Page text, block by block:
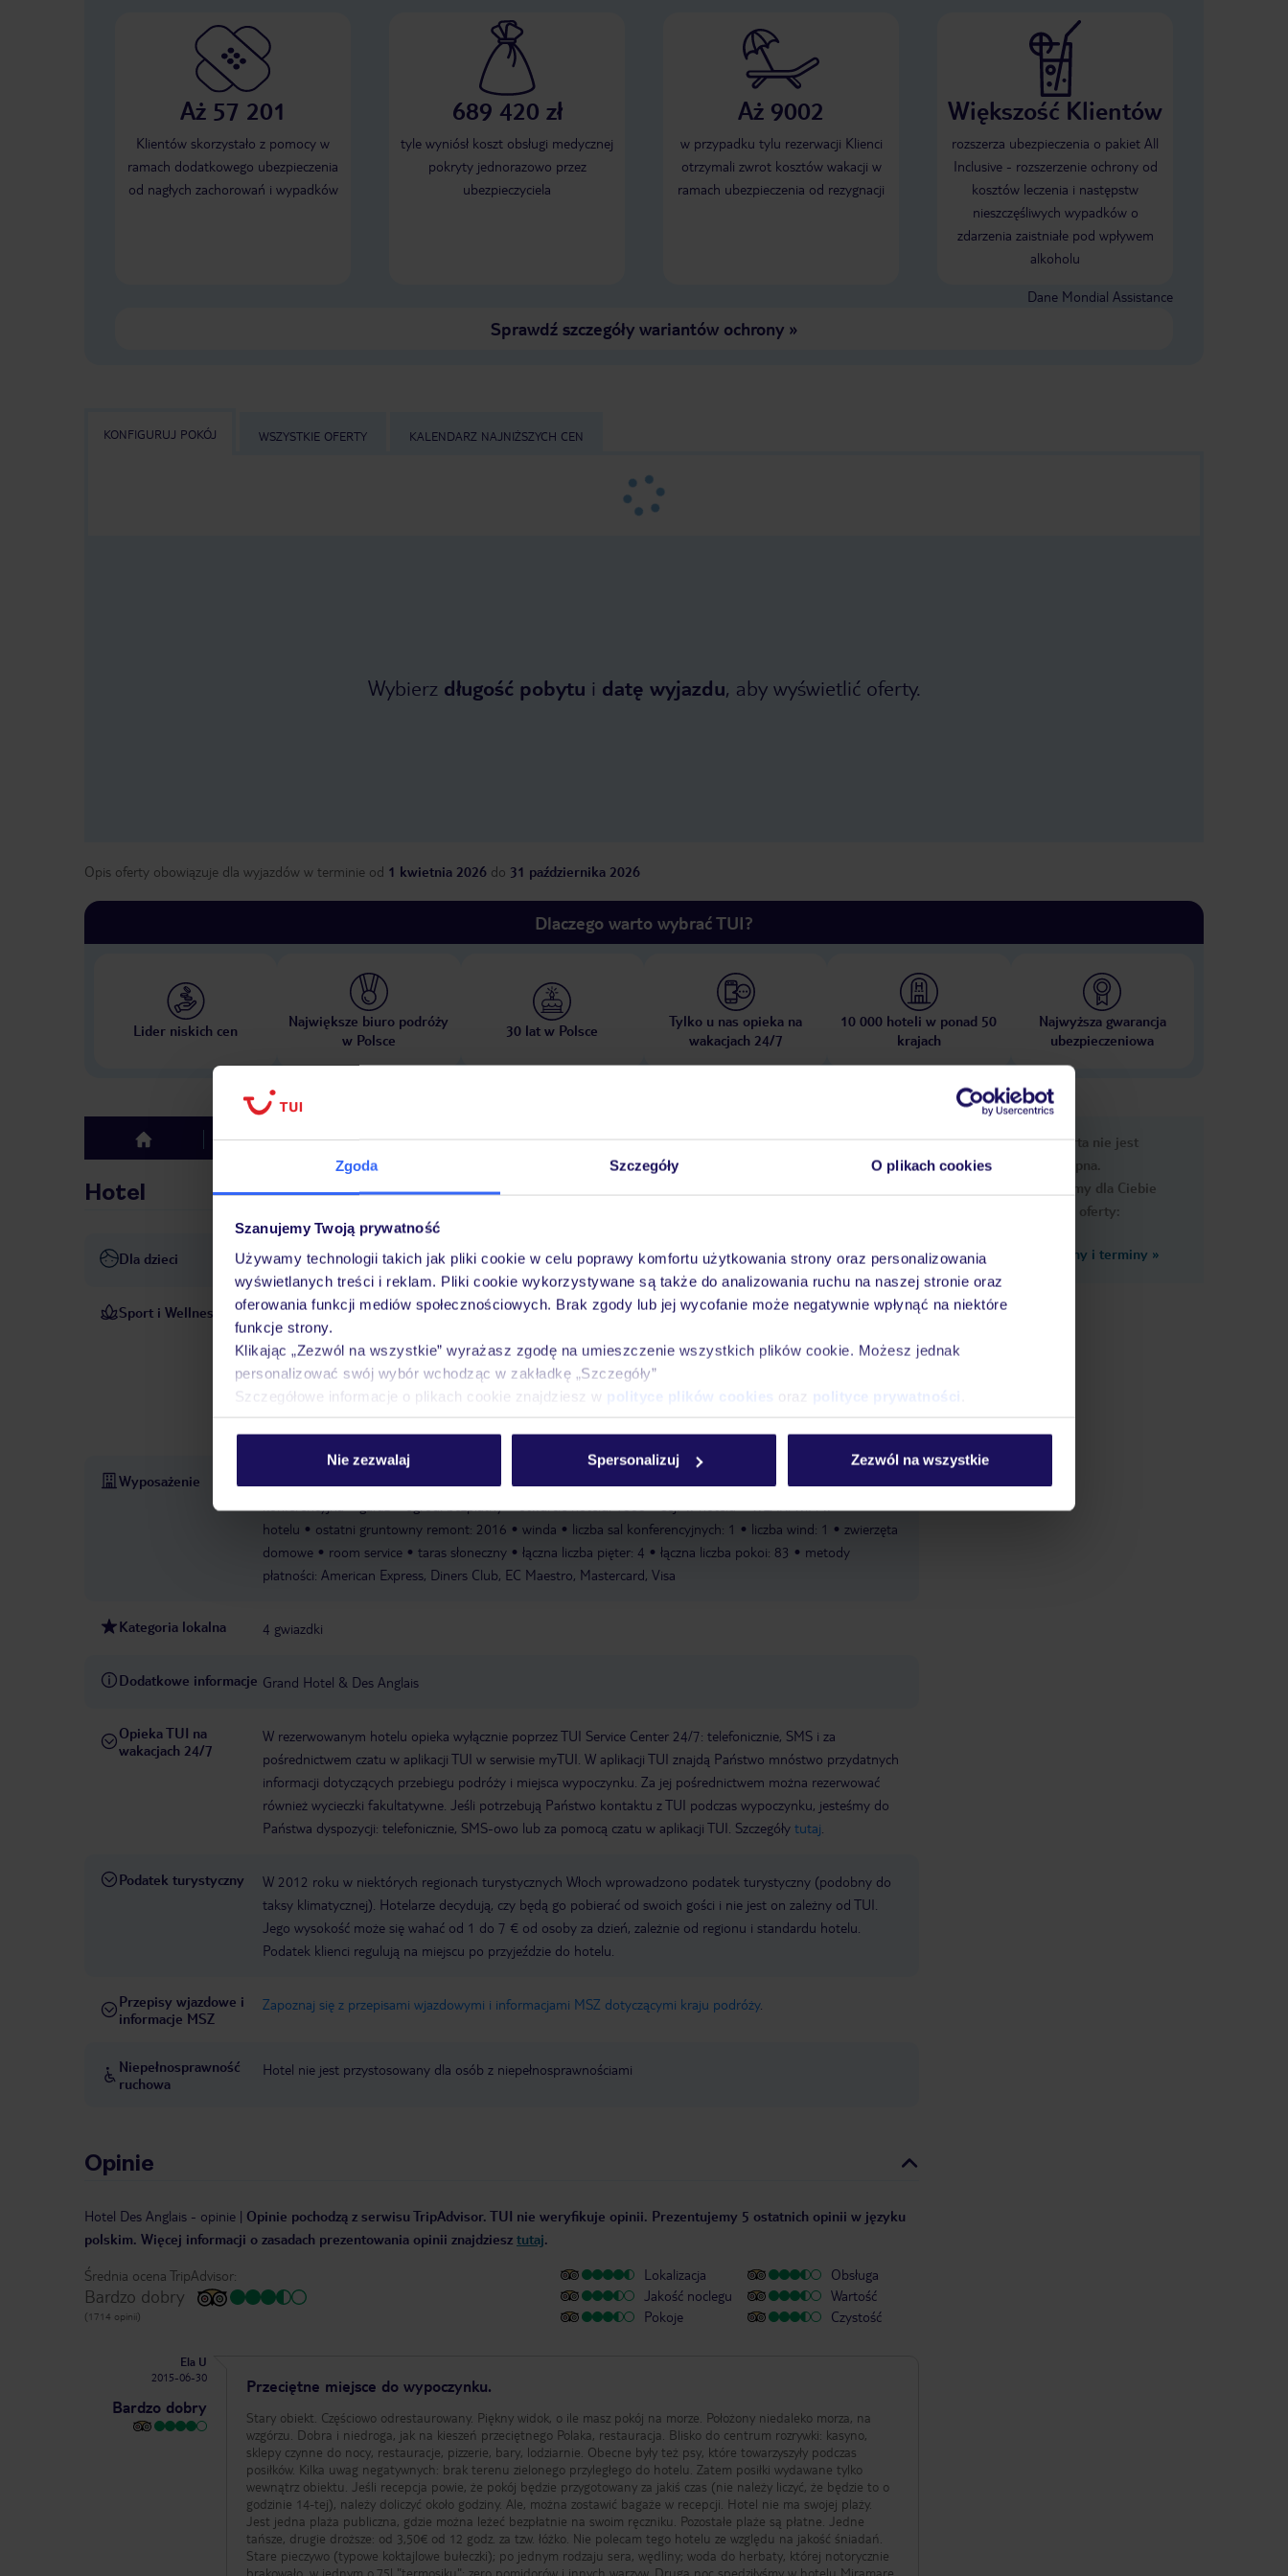
Zgoda Szczegóły O plikach cookies
Szanujemy Twoją prywatność
Używamy technologii takich jak pliki cookie w celu poprawy komfortu użytkowania strony oraz personalizowania
wyświetlanych treści i reklam. Pliki cookie wykorzystywane są także do analizowania ruchu na naszej stronie oraz
oferowania funkcji mediów społecznościowych. Brak zgody lub jej wycofanie może negatywnie wpłynąć na niektóre
funkcje strony.
Klikając „Zezwól na wszystkie” wyrażasz zgodę na umieszczenie wszystkich plików cookie. Możesz jednak
personalizować swój wybór wchodząc w zakładkę „Szczegóły”
Szczegółowe informacje o plikach cookie znajdziesz w polityce plików cookies oraz polityce prywatności
Nie zezwalaj Spersonalizuj Zezwól na wszystkie
Aż 57 201
Klientów skorzystało z pomocy w
ramach dodatkowego ubezpieczenia
od nagłych zachorowań i wypadków
689 420 zł
tyle wyniósł koszt obsługi medycznej
pokryty jednorazowo przez
ubezpieczyciela
Aż 9002
w przypadku tylu rezerwacji Klienci
otrzymali zwrot kosztów wakacji w
ramach ubezpieczenia od rezygnacji
Większość Klientów
rozszerza ubezpieczenia o pakiet All
Inclusive - rozszerzenie ochrony od
kosztów leczenia i następstw
nieszczęśliwych wypadków o
zdarzenia zaistniałe pod wpływem
alkoholu
Dane Mondial Assistance
Sprawdź szczegóły wariantów ochrony»
KONFIGURUJ POKÓJ WSZYSTKIE OFERTY KALENDARZ NAJNIŻSZYCH CEN
Wybierz długość pobytu i datę wyjazdu, aby wyświetlić oferty.
Opis oferty obowiązuje dla wyjazdów w terminie od 1 kwietnia 2026 do 31 października 2026
Dlaczego warto wybrać TUI?
Lider niskich cen
Największe biuro podróży
w Polsce
30 lat w Polsce
Tylko u nas opieka na
wakacjach 24/7
10 000 hoteli w ponad 50
krajach
Najwyższa gwarancja
ubezpieczeniowa
top Hotel Opinie Pokoje Wyżywienie Atrakcje
Hotel
Dla dzieci Opieka nad dziećmi: bez opłat
Sport i Wellness
Taras słoneczny zachęca do odpoczynku. Miłośnicy aktywnego wypoczynku mogą pojeździć na rowerze lub
rowerze górskim, zagrać w tenisa lub golfa. Miłośnicy sportów wodnych mogą uprawiać żeglarstwo i
nurkowanie. Sale fitness są idealnym miejscem na wszechstronny i urozmaicony trening. Obiekt oferuje
rozmaite udogodnienia odnowy biologicznej, takie jak spa, sauna, łaźnia parowa i masaże. Kasyno zapewnia
Wyposażenie całodobowa recepcja parking zameldowanie od: 14:00:00 wymeldowanie do: 12:00:00
sala
hotelu
ostatni gruntowny remont: 2016 winda liczba sal konferencyjnych: 1 liczba wind: 1
zwierzęta
domowe
room service taras słoneczny łączna liczba pięter: 4 łączna liczba pokoi: 83
metody
płatności: American Express, Diners Club, EC Maestro, Mastercard, Visa
Kategoria lokalna 4 gwiazdki
Dodatkowe informacje Grand Hotel & Des Anglais
Opieka TUI na
wakacjach 24/7
W rezerwowanym hotelu opieka wyłącznie poprzez TUI Service Center 24/7: telefonicznie, SMS i za
pośrednictwem czatu w aplikacji TUI w serwisie myTUI. W aplikacji TUI znajdą Państwo mnóstwo przydatnych
informacji dotyczących przebiegu podróży i miejsca wypoczynku. Za jej pośrednictwem można rezerwować
również wycieczki fakultatywne. Jeśli potrzebują Państwo kontaktu z TUI podczas wypoczynku, jesteśmy do
Państwa dyspozycji: telefonicznie, SMS-owo lub za pomocą czatu w aplikacji TUI. Szczegóły tutaj
Podatek turystyczny
W 2012 roku w niektórych regionach turystycznych Włoch wprowadzono podatek turystyczny (podobny do
taksy klimatycznej). Hotelarze decydują, czy będą go pobierać od swoich gości i nie jest on zależny od TUI.
Jego wysokość może się wahać od 1 do 7 € od osoby za dzień, zależnie od regionu i standardu hotelu.
Podatek klienci regulują na miejscu po przyjeździe do hotelu.
Przepisy wjazdowe i
informacje MSZ
Zapoznaj się z przepisami wjazdowymi i informacjami MSZ dotyczącymi kraju podróży.
Niepełnosprawność
ruchowa
Hotel nie jest przystosowany dla osób z niepełnosprawnościami
Opinie
Hotel Des Anglais - opinie | Opinie pochodzą z serwisu TripAdvisor. TUI nie weryfikuje opinii. Prezentujemy 5 ostatnich opinii w języku
polskim. Więcej informacji o zasadach prezentowania opinii znajdziesz tutaj.
Średnia ocena TripAdvisor:
Bardzo dobry
(1714 opinii)
Lokalizacja
Jakość noclegu
Pokoje
Obsługa
Wartość
Czystość
Ela U
2015-06-30
Bardzo dobry
Przeciętne miejsce do wypoczynku.
Stary obiekt. Częściowo odrestaurowany. Piękny widok, o ile masz pokój na morze. Położony niedaleko morza, na
wzgórzu. Dobra i niedroga, jak na kieszeń przeciętnego Polaka, restauracja. Blisko do centrum rozrywki: kasyno,
sklepy czynne do nocy, restauracje, pizzerie, bary, lodziarnie. Obecne były też psy, które towarzyszyły podczas
posiłków. Kilka uwag negatywnych: brak terenu zielonego przyległego do hotelu. Zatem posiłki wydawane tylko
wewnątrz obiektu. Jeśli recepcja powie, że pokój będzie przygotowany za jakiś czas (nie należy liczyć, że będzie to o
godzinie 14-tej), należy doliczyć około godziny. Ale, można zostawić bagaże w recepcji. Hotel nie ma swojej plaży.
Jest jedna plaża publiczna, gdzie można leżeć bezpłatnie na swoim ręczniku. Pozostałe plaże są płatne. Jedne
tańsze, drugie droższe: od 3,50€ od 12 godz. za tzw. łóżko. Nie polecam tego hotelu ze względu na jakość śniadań.
Stare pieczywo (typowe koktajlowe bułeczki); po jednym rodzaju sera, wędliny; woda do herbaty, której notorycznie
Ups, ta oferta nie jest
dostępna.
Przygotowaliśmy dla Ciebie
podobne oferty:
Zobacz inne ceny i terminy »